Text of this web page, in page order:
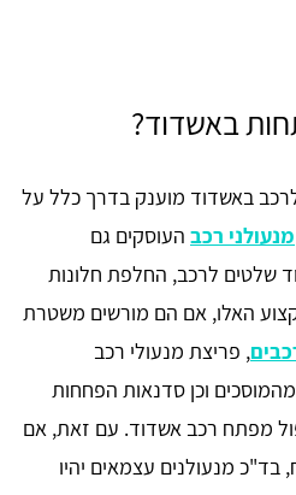
באשדוד?
באשדוד מוענק בדרך כלל על
מנעולני רכב העוסקים גם
שלטים לרכב, החלפת חלונות
האלו, אם הם מורשים משטרת
, פריצת מנעולי רכב
וכן סדנאות הפחחות
מפתח רכב אשדוד. עם זאת, אם
מנעולנים עצמאים יהיו